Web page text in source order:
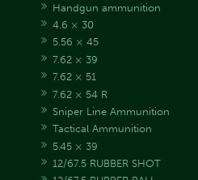
Handgun ammunition
4.6 × 30
5.56 × 45
7.62 × 39
7.62 × 51
7.62 × 54 R
Sniper Line Ammunition
Tactical Ammunition
5.45 × 39
12/67.5 RUBBER SHOT